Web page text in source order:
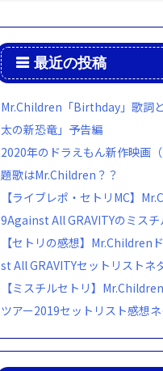
最近の投稿
Mr.Children「Birthday」歌詞
太の新恐竜」予告編
2020年のドラえもん新作映画
題歌はMr.Children？？
【ライブレポ・セトリMC】
9Against All GRAVITYのミスチ
【セトリの感想】Mr.Children
st All GRAVITYセットリストネ
【ミスチルセトリ】
ツアー2019セットリスト感想